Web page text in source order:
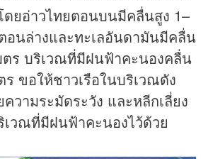
ดยอ่าวไทยตอนบนมีคลื่นสูง 1–
อนล่างและทะเลอันดามันมีคลื่น
ตร บริเวณที่มีฝนฟ้าคะนองคลื่น
ร ขอให้ชาวเรือในบริเวณดัง
ความระมัดระวัง และหลีกเลี่ยง
เวณที่มีฝนฟ้าคะนองไว้ด้วย